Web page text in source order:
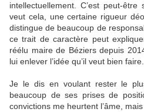
intellectuellement. C’est peut-
veut cela, une certaine rigueur
distingue de beaucoup de
ce trait de caractère peut
réélu maire de Béziers depuis
lui enlever l’idée qu’il veut bien faire.
Je le dis en voulant rester le
beaucoup de ses prises de
convictions me heurtent l’âme,